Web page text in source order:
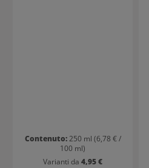
Contenuto:250 ml (6,78 € /
100 ml)
Varianti da 4,95 €